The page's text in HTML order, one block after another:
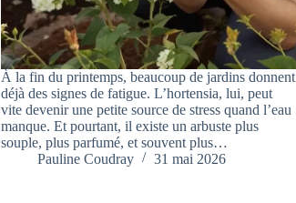
À la fin du printemps, beaucoup de jardins donnent
déjà des signes de fatigue. L’hortensia, lui, peut
vite devenir une petite source de stress quand l’eau
manque. Et pourtant, il existe un arbuste plus
souple, plus parfumé, et souvent plus…
Pauline Coudray
31 mai 2026